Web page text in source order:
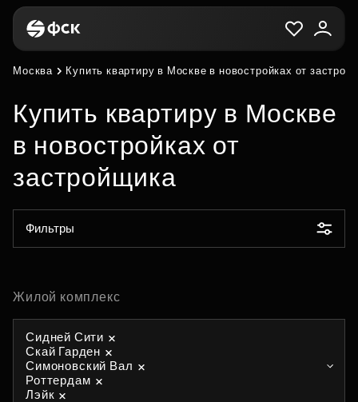
Москва Купить квартиру в Москве в новостройках от
Купить квартиру в Москве
в новостройках от
застройщика
Фильтры
Жилой комплекс
Сидней Сити
Скай Гарден
Симоновский Вал
Роттердам
Лэйк